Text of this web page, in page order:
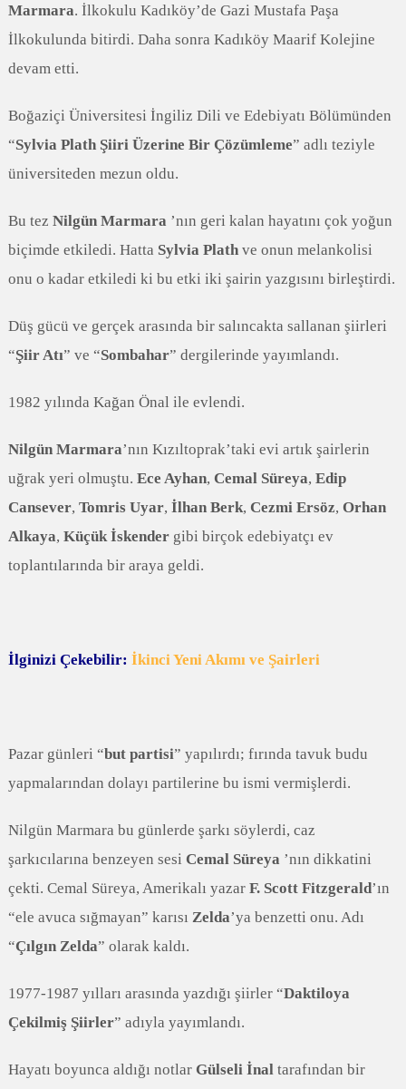
Marmara. İlkokulu Kadıköy’de Gazi Mustafa Paşa
İlkokulunda bitirdi. Daha sonra Kadıköy Maarif Kolejine
devam etti.
Boğaziçi Üniversitesi İngiliz Dili ve Edebiyatı Bölümünden
“Sylvia Plath Şiiri Üzerine Bir Çözümleme” adlı teziyle
üniversiteden mezun oldu.
Bu tez Nilgün Marmara ’nın geri kalan hayatını çok yoğun
biçimde etkiledi. Hatta Sylvia Plathve onun melankolisi
onu o kadar etkiledi ki bu etki iki şairin yazgısını birleştirdi.
Düş gücü ve gerçek arasında bir salıncakta sallanan şiirleri
“Şiir Atı” ve “Sombahar” dergilerinde yayımlandı.
1982 yılında Kağan Önal ile evlendi.
Nilgün Marmara’nın Kızıltoprak’taki evi artık şairlerin
uğrak yeri olmuştu. Ece Ayhan, Cemal Süreya, Edip
Cansever, Tomris Uyar, İlhan Berk, Cezmi Ersöz, Orhan
Alkaya, Küçük İskendergibi birçok edebiyatçı ev
toplantılarında bir araya geldi.
İlginizi Çekebilir: İkinci Yeni Akımı ve Şairleri
Pazar günleri “but partisi” yapılırdı; fırında tavuk budu
yapmalarından dolayı partilerine bu ismi vermişlerdi.
Nilgün Marmara bu günlerde şarkı söylerdi, caz
şarkıcılarına benzeyen sesi Cemal Süreya ’nın dikkatini
çekti. Cemal Süreya, Amerikalı yazar F. Scott Fitzgerald’ın
“ele avuca sığmayan” karısı Zelda’ya benzetti onu. Adı
“Çılgın Zelda” olarak kaldı.
1977-1987 yılları arasında yazdığı şiirler “Daktiloya
Çekilmiş Şiirler” adıyla yayımlandı.
Hayatı boyunca aldığı notlar Gülseli İnaltarafından bir